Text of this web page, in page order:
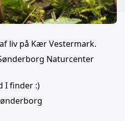
liv på Kær Vestermark.
Naturcenter
I finder :)